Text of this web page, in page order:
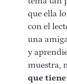
que ella
con el
una
y
muestra,
que